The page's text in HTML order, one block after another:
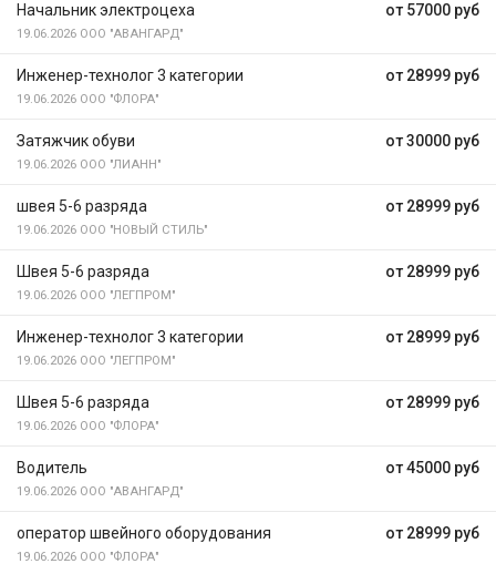
от 57000 руб
Начальник электроцеха
19.06.2026 ООО "АВАНГАРД"
от 28999 руб
Инженер-технолог 3 категории
19.06.2026 ООО "ФЛОРА"
от 30000 руб
Затяжчик обуви
19.06.2026 ООО "ЛИАНН"
от 28999 руб
швея 5-6 разряда
19.06.2026 ООО "НОВЫЙ СТИЛЬ"
от 28999 руб
Швея 5-6 разряда
19.06.2026 ООО "ЛЕГПРОМ"
от 28999 руб
Инженер-технолог 3 категории
19.06.2026 ООО "ЛЕГПРОМ"
от 28999 руб
Швея 5-6 разряда
19.06.2026 ООО "ФЛОРА"
от 45000 руб
Водитель
19.06.2026 ООО "АВАНГАРД"
от 28999 руб
оператор швейного оборудования
19.06.2026 ООО "ФЛОРА"